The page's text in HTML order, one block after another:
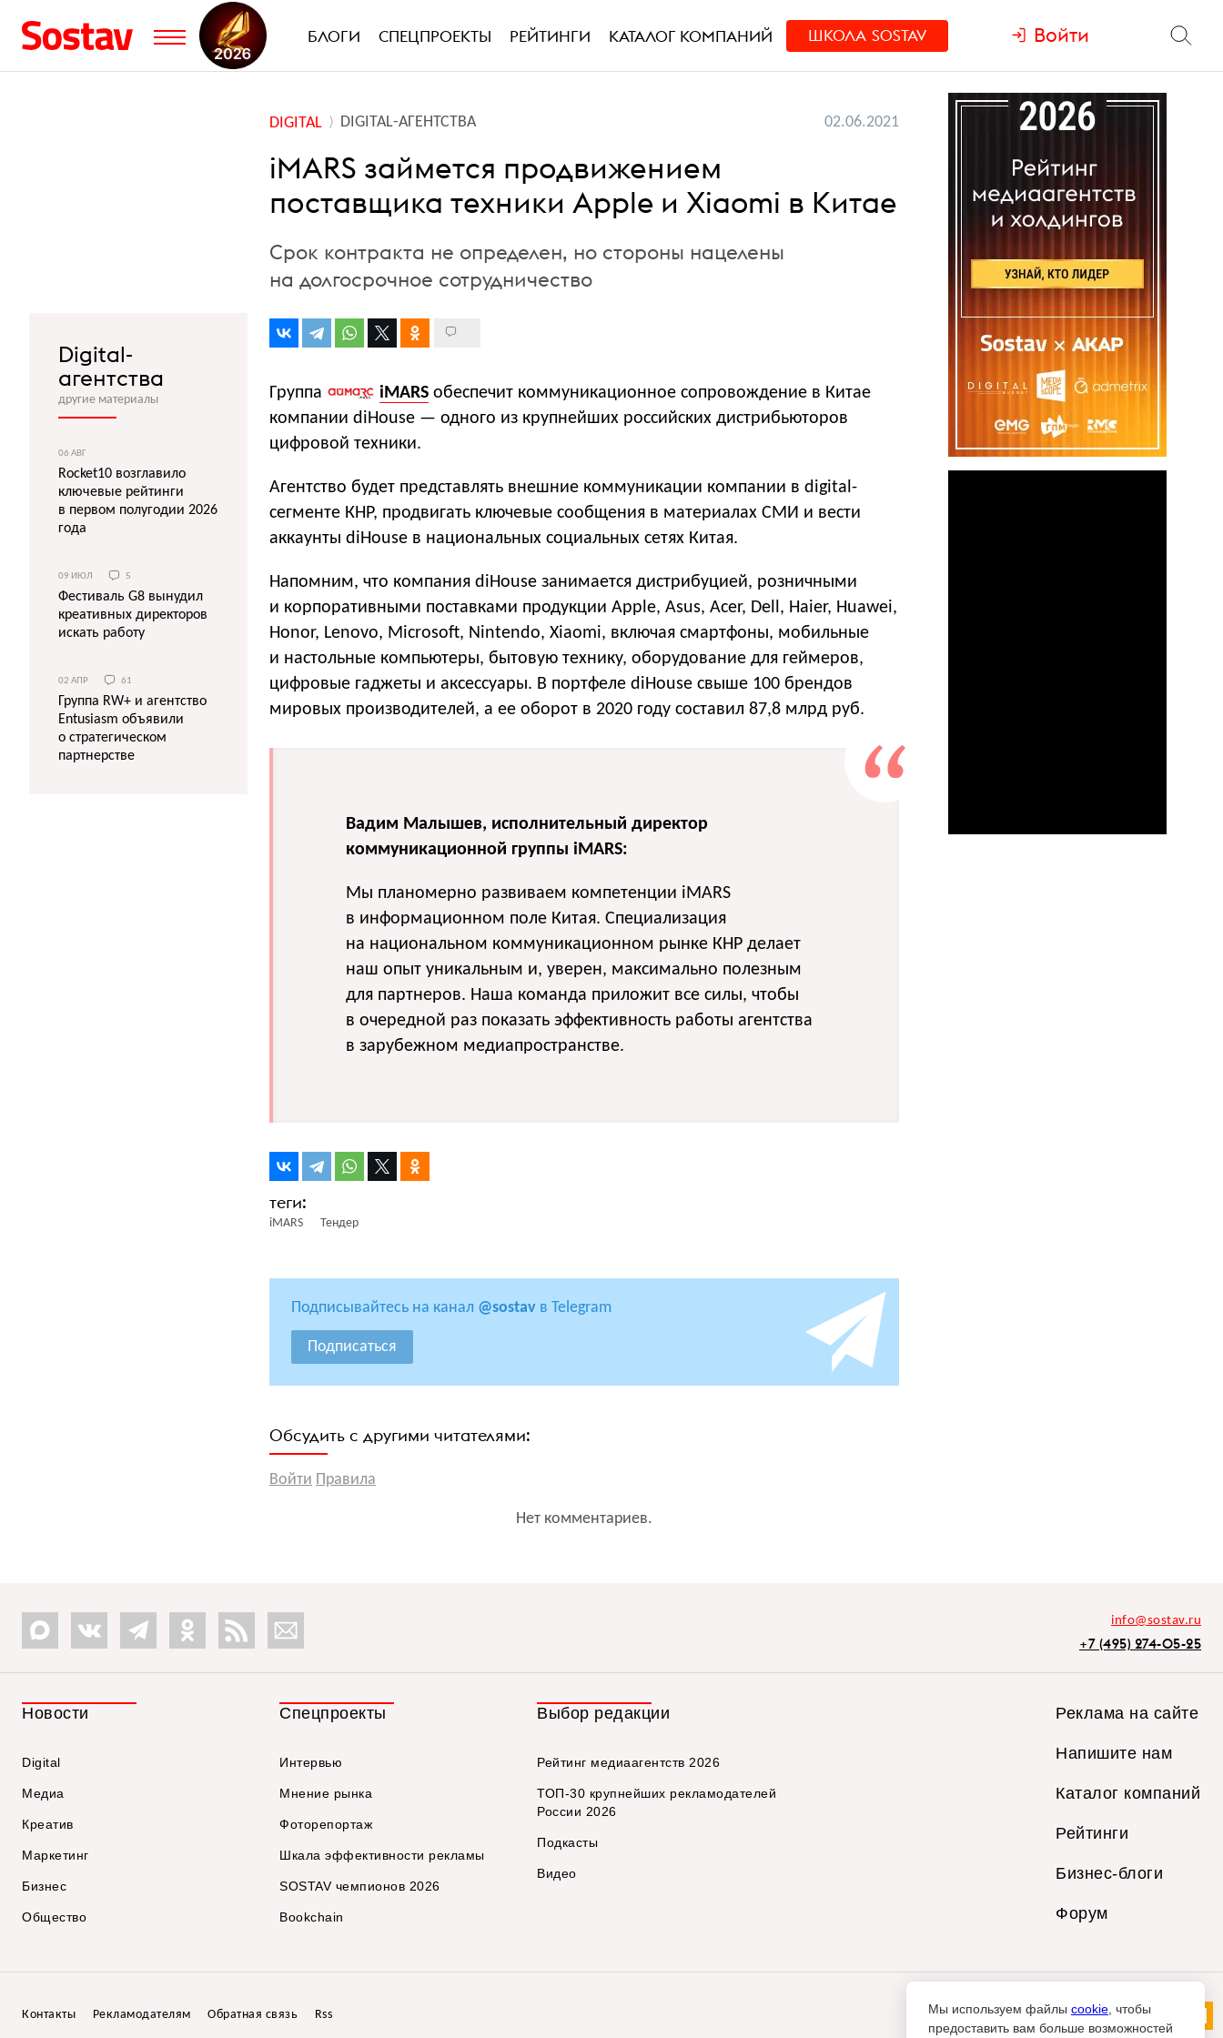
БЛОГИ СПЕЦПРОЕКТЫ РЕЙТИНГИ КАТАЛОГ КОМПАНИЙ ШКОЛА SOSTAV Войти
DIGITAL DIGITAL-АГЕНТСТВА 02.06.2021
iMARS займется продвижением
поставщика техники Apple и Xiaomi в Китае
Срок контракта не определен, но стороны нацелены
на долгосрочное сотрудничество
Группа iMARS обеспечит коммуникационное сопровождение в Китае
компании diHouse — одного из крупнейших российских дистрибьюторов
цифровой техники.
Агентство будет представлять внешние коммуникации компании в digital-
сегменте КНР, продвигать ключевые сообщения в материалах СМИ и вести
аккаунты diHouse в национальных социальных сетях Китая.
Напомним, что компания diHouse занимается дистрибуцией, розничными
и корпоративными поставками продукции Apple, Asus, Acer, Dell, Haier, Huawei,
Honor, Lenovo, Microsoft, Nintendo, Xiaomi, включая смартфоны, мобильные
и настольные компьютеры, бытовую технику, оборудование для геймеров,
цифровые гаджеты и аксессуары. В портфеле diHouse свыше 100 брендов
мировых производителей, а ее оборот в 2020 году составил 87,8 млрд руб.
Вадим Малышев, исполнительный директор
коммуникационной группы iMARS:
Мы планомерно развиваем компетенции iMARS
в информационном поле Китая. Специализация
на национальном коммуникационном рынке КНР делает
наш опыт уникальным и, уверен, максимально полезным
для партнеров. Наша команда приложит все силы, чтобы
в очередной раз показать эффективность работы агентства
в зарубежном медиапространстве.
iMARS Тендер
Подписывайтесь на канал @sostav в Telegram
Подписаться
Обсудить с другими читателями:
Войти Правила
Нет комментариев.
Digital-
агентства
другие материалы
06 АВГ
Rocket10 возглавило
ключевые рейтинги
в первом полугодии 2026
года
09 ИЮЛ 5
Фестиваль G8 вынудил
креативных директоров
искать работу
02 АПР 61
Группа RW+ и агентство
Entusiasm объявили
о cтратегическом
партнерстве
info@sostav.ru
+7 (495) 274-05-25
Новости
Digital
Медиа
Креатив
Маркетинг
Бизнес
Общество
Спецпроекты
Интервью
Мнение рынка
Фоторепортаж
Шкала эффективности рекламы
SOSTAV чемпионов 2026
Bookchain
Выбор редакции
Рейтинг медиаагентств 2026
ТОП-30 крупнейших рекламодателей
России 2026
Подкасты
Видео
Реклама на сайте
Напишите нам
Каталог компаний
Рейтинги
Бизнес-блоги
Форум
Контакты Рекламодателям Обратная связь Rss Мы используем файлы cookie , чтобы
предоставить вам больше возможностей